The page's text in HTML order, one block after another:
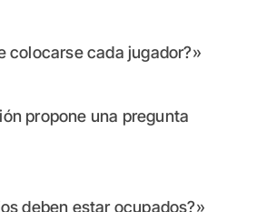
colocarse cada jugador?»
propone una pregunta
deben estar ocupados?»